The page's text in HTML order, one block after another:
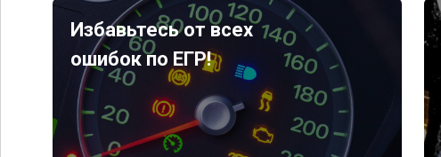
Избавьтесь от всех
ошибок по ЕГР!